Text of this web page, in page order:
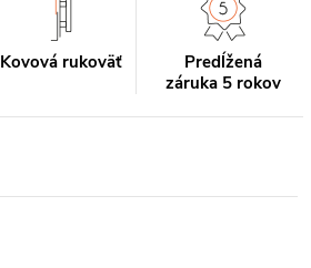
Kovová rukoväť
Predĺžená
záruka 5 rokov